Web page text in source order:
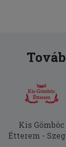
Kis Gömböc
Étterem -